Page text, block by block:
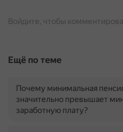
Войдите, чтобы
Ещё по теме
Почему минимальная
значительно превышает
заработную плату?